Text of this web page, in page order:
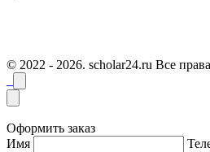
© 2022 - 2026. scholar24.ru Все
Оформить заказ
Имя